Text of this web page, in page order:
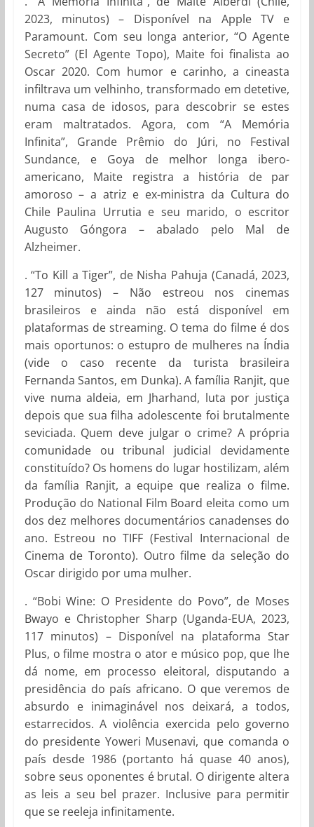
2023, minutos) – Disponível na Apple TV e
Paramount. Com seu longa anterior, “O Agente
Secreto” (El Agente Topo), Maite foi finalista ao
Oscar 2020. Com humor e carinho, a cineasta
infiltrava um velhinho, transformado em detetive,
numa casa de idosos, para descobrir se estes
eram maltratados. Agora, com “A Memória
Infinita”, Grande Prêmio do Júri, no Festival
Sundance, e Goya de melhor longa ibero-
americano, Maite registra a história de par
amoroso – a atriz e ex-ministra da Cultura do
Chile Paulina Urrutia e seu marido, o escritor
Augusto Góngora – abalado pelo Mal de
Alzheimer.
. “To Kill a Tiger”, de Nisha Pahuja (Canadá, 2023,
127 minutos) – Não estreou nos cinemas
brasileiros e ainda não está disponível em
plataformas de streaming. O tema do filme é dos
mais oportunos: o estupro de mulheres na Índia
(vide o caso recente da turista brasileira
Fernanda Santos, em Dunka). A família Ranjit, que
vive numa aldeia, em Jharhand, luta por justiça
depois que sua filha adolescente foi brutalmente
seviciada. Quem deve julgar o crime? A própria
comunidade ou tribunal judicial devidamente
constituído? Os homens do lugar hostilizam, além
da família Ranjit, a equipe que realiza o filme.
Produção do National Film Board eleita como um
dos dez melhores documentários canadenses do
ano. Estreou no TIFF (Festival Internacional de
Cinema de Toronto). Outro filme da seleção do
Oscar dirigido por uma mulher.
. “Bobi Wine: O Presidente do Povo”, de Moses
Bwayo e Christopher Sharp (Uganda-EUA, 2023,
117 minutos) – Disponível na plataforma Star
Plus, o filme mostra o ator e músico pop, que lhe
dá nome, em processo eleitoral, disputando a
presidência do país africano. O que veremos de
absurdo e inimaginável nos deixará, a todos,
estarrecidos. A violência exercida pelo governo
do presidente Yoweri Musenavi, que comanda o
país desde 1986 (portanto há quase 40 anos),
sobre seus oponentes é brutal. O dirigente altera
as leis a seu bel prazer. Inclusive para permitir
que se reeleja infinitamente.